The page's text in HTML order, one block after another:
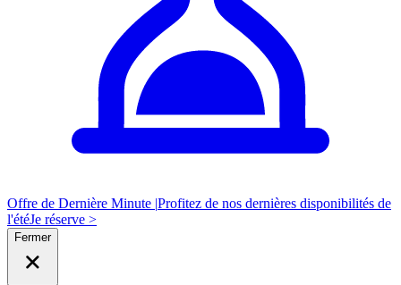
Offre de Dernière Minute |Profitez de nos dernières disponibilités de
l'étéJe réserve >
Fermer